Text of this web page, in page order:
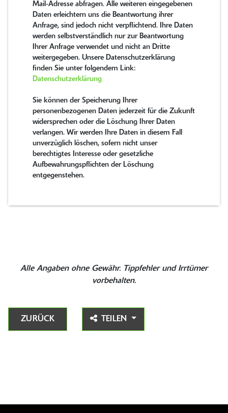
Mail-Adresse abfragen. Alle weiteren eingegebenen
Daten erleichtern uns die Beantwortung ihrer
Anfrage, sind jedoch nicht verpflichtend. Ihre Daten
werden selbstverständlich nur zur Beantwortung
Ihrer Anfrage verwendet und nicht an Dritte
weitergegeben. Unsere Datenschutzerklärung
finden Sie unter folgendem Link:
Datenschutzerklärung
Sie können der Speicherung Ihrer
personenbezogenen Daten jederzeit für die Zukunft
widersprechen oder die Löschung Ihrer Daten
verlangen. Wir werden Ihre Daten in diesem Fall
unverzüglich löschen, sofern nicht unser
berechtigtes Interesse oder gesetzliche
Aufbewahrungspflichten der Löschung
entgegenstehen.
Alle Angaben ohne Gewähr. Tippfehler und Irrtümer
vorbehalten.
ZURÜCK TEILEN